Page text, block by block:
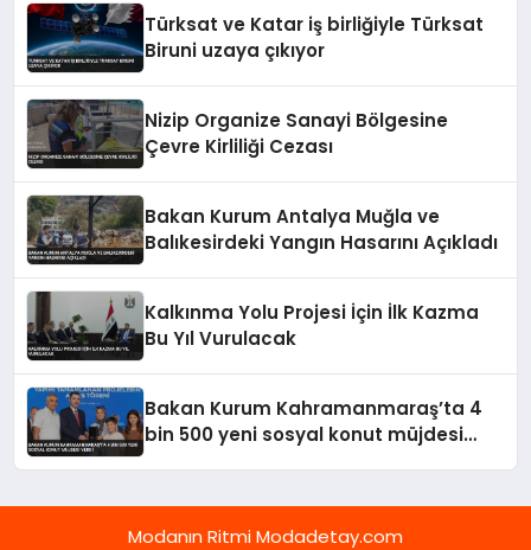
Türksat ve Katar iş birliğiyle Türksat
Biruni uzaya çıkıyor
Nizip Organize Sanayi Bölgesine
Çevre Kirliliği Cezası
Bakan Kurum Antalya Muğla ve
Balıkesirdeki Yangın Hasarını Açıkladı
Kalkınma Yolu Projesi İçin İlk Kazma
Bu Yıl Vurulacak
Bakan Kurum Kahramanmaraş’ta 4
bin 500 yeni sosyal konut müjdesi
Modanın Ritmi Modadetay.com